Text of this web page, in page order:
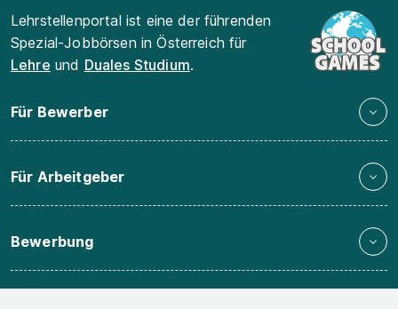
Lehrstellenportal ist eine der führenden
Spezial-Jobbörsen in Österreich für
Lehre und Duales Studium.
Für Bewerber
Für Arbeitgeber
Bewerbung